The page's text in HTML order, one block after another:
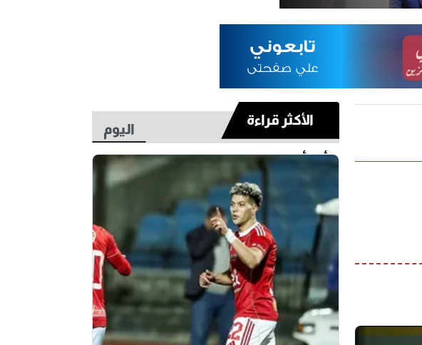
الأكثر قراءة
اليوم
أخر أسبوع